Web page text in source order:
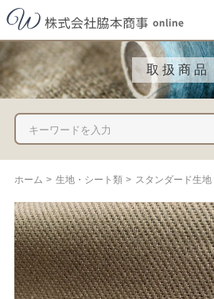
取扱商品
ホーム > 生地・シート類 > スタンダード生地